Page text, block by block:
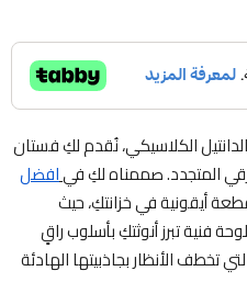
الكلاسيكي، نُقدم لكِ فستان
المتجدد. صممناه لكِ فيافضل
أيقونية في خزانتكِ، حيث
فنية تبرز أنوثتكِ بأسلوب راقٍ
الأنظار بجاذبيتها الهادئة